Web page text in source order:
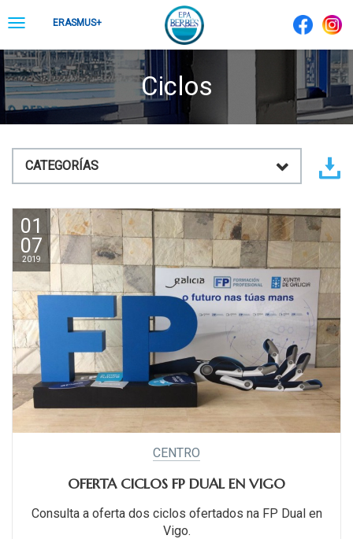
to ToggleERASMUS+
Ciclos
CATEGORÍAS
01
07
2019
CENTRO
OFERTA CICLOS FP DUAL EN VIGO
Consulta a oferta dos ciclos ofertados na FP Dual en
Vigo.